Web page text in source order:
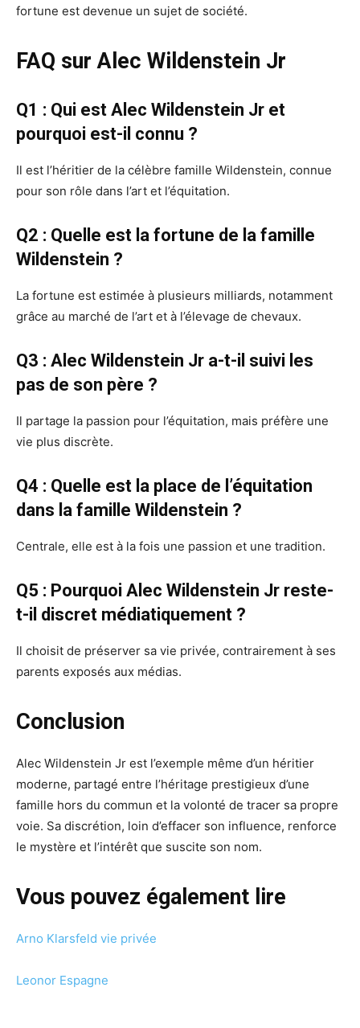
fortune est devenue un sujet de société.
FAQ sur Alec Wildenstein Jr
Q1 : Qui est Alec Wildenstein Jr et
pourquoi est-il connu ?
Il est l’héritier de la célèbre famille Wildenstein, connue
pour son rôle dans l’art et l’équitation.
Q2 : Quelle est la fortune de la famille
Wildenstein ?
La fortune est estimée à plusieurs milliards, notamment
grâce au marché de l’art et à l’élevage de chevaux.
Q3 : Alec Wildenstein Jr a-t-il suivi les
pas de son père ?
Il partage la passion pour l’équitation, mais préfère une
vie plus discrète.
Q4 : Quelle est la place de l’équitation
dans la famille Wildenstein ?
Centrale, elle est à la fois une passion et une tradition.
Q5 : Pourquoi Alec Wildenstein Jr reste-
t-il discret médiatiquement ?
Il choisit de préserver sa vie privée, contrairement à ses
parents exposés aux médias.
Conclusion
Alec Wildenstein Jr est l’exemple même d’un héritier
moderne, partagé entre l’héritage prestigieux d’une
famille hors du commun et la volonté de tracer sa propre
voie. Sa discrétion, loin d’effacer son influence, renforce
le mystère et l’intérêt que suscite son nom.
Vous pouvez également lire
Arno Klarsfeld vie privée
Leonor Espagne